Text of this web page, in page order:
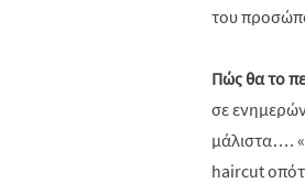
του
Πώς θα το
σε
μάλιστα….
haircut